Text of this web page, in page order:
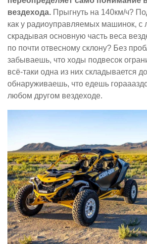
вездехода. Прыгнуть на 140км/ч?
как у радиоуправляемых машинок, с
скрадывая основную часть веса
по почти отвесному склону? Без
забываешь, что ходы подвесок
всё-таки одна из них складывается
обнаруживаешь, что едешь
любом другом вездеходе.